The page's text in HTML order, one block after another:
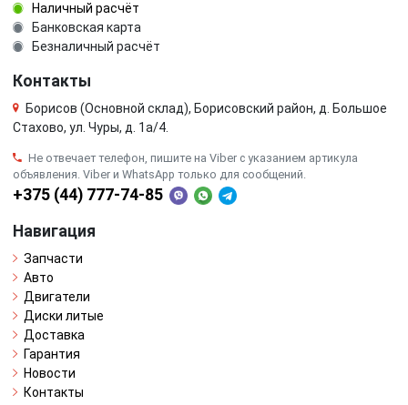
Наличный расчёт
Банковская карта
Безналичный расчёт
Контакты
Борисов (Основной склад), Борисовский район, д. Большое
Стахово, ул. Чуры, д. 1a/4.
Не отвечает телефон, пишите на Viber с указанием артикула
объявления. Viber и WhatsApp только для сообщений.
+375 (44) 777-74-85
Навигация
Запчасти
Авто
Двигатели
Диски литые
Доставка
Гарантия
Новости
Контакты